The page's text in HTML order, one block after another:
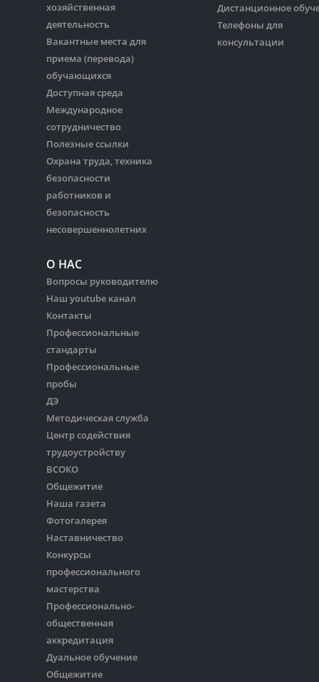
хозяйственная
деятельность
Вакантные места для
приема (перевода)
обучающихся
Доступная среда
Международное
сотрудничество
Полезные ссылки
Охрана труда, техника
безопасности
работников и
безопасность
несовершеннолетних
О НАС
Вопросы руководителю
Наш youtube канал
Контакты
Профессиональные
стандарты
Профессиональные
пробы
ДЭ
Методическая служба
Центр содействия
трудоустройству
ВСОКО
Общежитие
Наша газета
Фотогалерея
Наставничество
Конкурсы
профессионального
мастерства
Профессионально-
общественная
аккредитация
Дуальное обучение
Общежитие
Дистанционное
Телефоны для
консультации